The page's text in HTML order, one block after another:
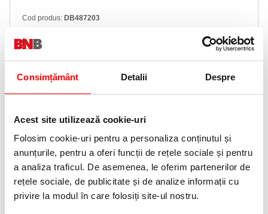
Consimțământ Detalii Despre
Acest site utilizează cookie-uri
Folosim cookie-uri pentru a personaliza conținutul și
anunțurile, pentru a oferi funcții de rețele sociale și pentru
a analiza traficul. De asemenea, le oferim partenerilor de
rețele sociale, de publicitate și de analize informații cu
privire la modul în care folosiți site-ul nostru.
Cod produs: DB487203
Anunta-ma cand revine in stoc
0372 552 601
Adauga in wishlist
Modul profesional de afișare.
Ramă magnetică autoadezivă DURAFRAME® este soluția ideală
pentru afișarea informațiilor pe suprafețe solide și netede.